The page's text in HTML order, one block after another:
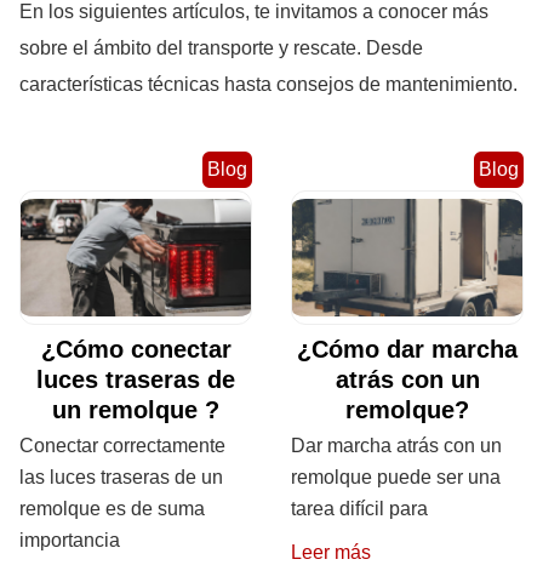
En los siguientes artículos, te invitamos a conocer más
sobre el ámbito del transporte y rescate. Desde
características técnicas hasta consejos de mantenimiento.
Blog
¿Cómo conectar
luces traseras de
un remolque ?
Conectar correctamente
las luces traseras de un
remolque es de suma
importancia
Blog
¿Cómo dar marcha
atrás con un
remolque?
Dar marcha atrás con un
remolque puede ser una
tarea difícil para
Leer más